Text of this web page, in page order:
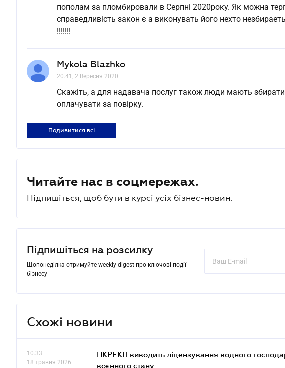
пополам за пломбировали в Серпні 2020року. Як можна
справедливість закон є а виконувать його нехто
!!!!!!!
Mykola Blazhko
20.41, 2 Вересня 2020
Скажіть, а для надавача послуг також люди мають збирати
оплачувати за повірку.
Подивитися всі
Читайте нас в соцмережах.
Підпишіться, щоб бути в курсі усіх бізнес-новин.
Підпишіться на розсилку
Щопонеділка отримуйте weekly-digest про ключові події
бізнесу
Схожі новини
10.33
18 травня 2026
НКРЕКП виводить ліцензування водного
воєнного стану